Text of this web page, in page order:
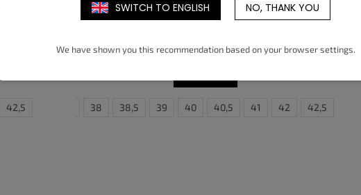
42,5 44,5
NIKE SHOX TL COCONUT MILK
METALLIC GOLD COPPER (W)
3 750 Kč
36,5 38 38,5 39 40 40,5 41 42 42,5
SWITCH TO ENGLISH NO, THANK YOU
We have shown you this recommendation based on your browser settings.